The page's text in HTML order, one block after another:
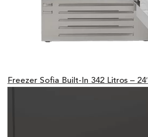
Freezer Sofia Built-In 342 Litros – 24′